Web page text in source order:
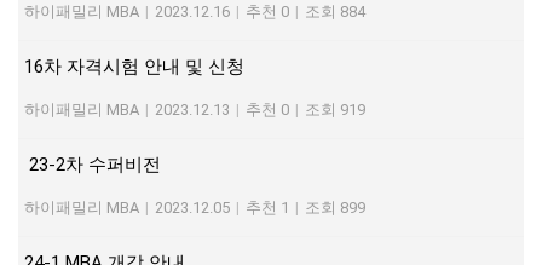
하이패밀리 MBA | 2023.12.16 | 추천 0 | 조회 884
16차 자격시험 안내 및 신청
하이패밀리 MBA | 2023.12.13 | 추천 0 | 조회 919
23-2차 수퍼비전
하이패밀리 MBA | 2023.12.05 | 추천 1 | 조회 899